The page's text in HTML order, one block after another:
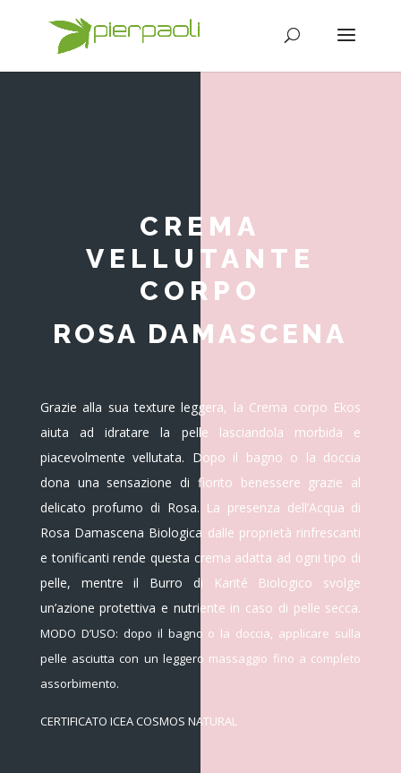
CREMA
VELLUTANTE
CORPO
ROSA DAMASCENA
Grazie alla sua texture leggera, la Crema corpo Ekos
aiuta ad idratare la pelle lasciandola morbida e
piacevolmente vellutata. Dopo il bagno o la doccia
dona una sensazione di fiorito benessere grazie al
delicato profumo di Rosa. La presenza dell’Acqua di
Rosa Damascena Biologica dalle proprietà rinfrescanti
e tonificanti rende questa crema adatta ad ogni tipo di
pelle, mentre il Burro di Karité Biologico svolge
un’azione protettiva e nutriente in caso di pelle secca.
MODO D’USO: dopo il bagno o la doccia, applicare sulla
pelle asciutta con un leggero massaggio fino a completo
assorbimento.
CERTIFICATO ICEA COSMOS NATURAL